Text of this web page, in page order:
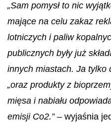
„Sam pomysł to nic
mające na celu zakaz
lotniczych i paliw
publicznych były już
innych miastach. Ja tylko
„oraz produkty z
mięsa i nabiału
emisji Co2.”– wyjaśnia